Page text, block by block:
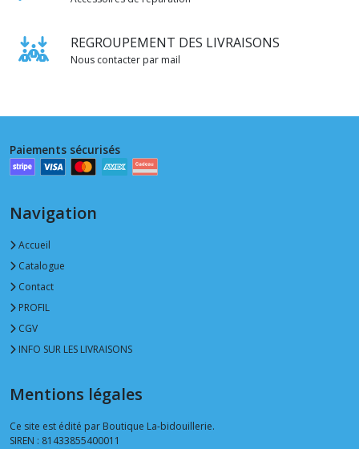
REGROUPEMENT DES LIVRAISONS
Nous contacter par mail
Paiements sécurisés
Navigation
Accueil
Catalogue
Contact
PROFIL
CGV
INFO SUR LES LIVRAISONS
Mentions légales
Ce site est édité par Boutique La-bidouillerie.
SIREN : 81433855400011